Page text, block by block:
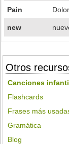
Pain Dolor
new
Otros
Canciones
Flashcards
Frases más
Gramática
Blog